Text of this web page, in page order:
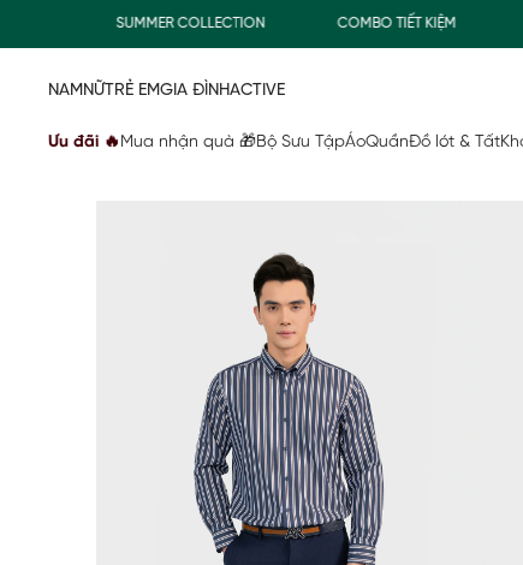
SUMMER COLLECTION COMBO TIẾT KIỆM
NAMNỮTRẺ EMGIA ĐÌNHACTIVE
Ưu đãi 🔥 Mua nhận quà 🎁Bộ Sưu TậpÁoQuầnĐồ lót & Tất